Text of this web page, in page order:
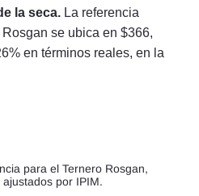
la seca. La referencia
se ubica en $366,
en términos reales, en la
para el Ternero Rosgan,
por IPIM.